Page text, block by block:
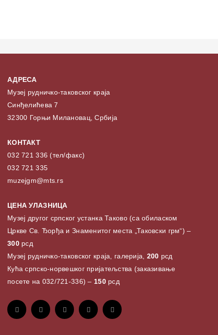
АДРЕСА
Музеј рудничко-таковског краја
Синђелићева 7
32300 Горњи Милановац, Србија
КОНТАКТ
032 721 336 (тел/факс)
032 721 335
muzejgm@mts.rs
ЦЕНА УЛАЗНИЦА
Музеј другог српског устанка Таково (са обиласком
Цркве Св. Ђорђа и Знаменитог места „Таковски грм“) –
300рсд
Музеј рудничко-таковског краја, галерија, 200 рсд
Кућа српско-норвешког пријатељства (заказивање
посете на 032/721-336) – 150рсд